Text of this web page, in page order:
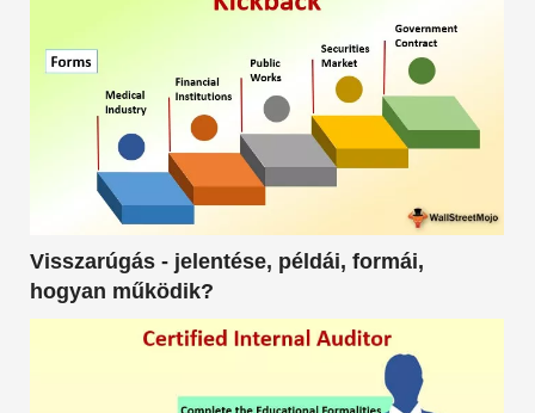
Visszarúgás - jelentése, példái, formái,
hogyan működik?